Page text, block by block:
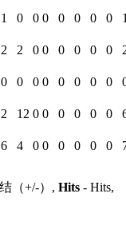
1 0 0 0 0 0 0 0
2 2 0 0 0 0 0 0
0 0 0 0 0 0 0 0
2 12 0 0 0 0 0 0
6 4 0 0 0 0 0 0
（+/-）, Hits - Hits,